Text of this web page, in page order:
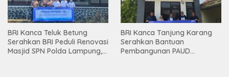
BRI Kanca Teluk Betung
Serahkan BRI Peduli Renovasi
Masjid SPN Polda Lampung,
BRI Kanca Tanjung Karang
Serahkan Bantuan
Pembangunan PAUD